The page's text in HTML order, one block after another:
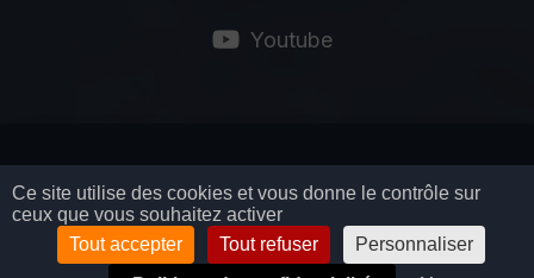
Youtube
MENTIONS LÉGALES
POLITIQUE DE CONFIDENTIALITÉ
CGV
GESTION DES COOKIES
Ce site utilise des cookies et vous donne le contrôle sur
ceux que vous souhaitez activer
Tout accepter
Tout refuser
Personnaliser